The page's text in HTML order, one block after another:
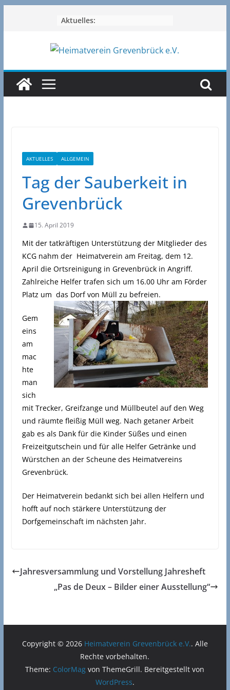
Aktuelles:
AKTUELLES ALLGEMEIN
Tag der Sauberkeit in
Grevenbrück
15. April 2019
Mit der tatkräftigen Unterstützung der Mitglieder des
KCG nahm der Heimatverein am Freitag, dem 12.
April die Ortsreinigung in Grevenbrück in Angriff.
Zahlreiche Helfer trafen sich um 16.00 Uhr am Förder
Platz um das Dorf von Müll zu befreien.
Gem
eins
am
mac
hte
man
sich
mit Trecker, Greifzange und Müllbeutel auf den Weg
und räumte fleißig Müll weg. Nach getaner Arbeit
gab es als Dank für die Kinder Süßes und einen
Freizeitgutschein und für alle Helfer Getränke und
Würstchen an der Scheune des Heimatvereins
Grevenbrück.
Der Heimatverein bedankt sich bei allen Helfern und
hofft auf noch stärkere Unterstützung der
Dorfgemeinschaft im nächsten Jahr.
Jahresversammlung und Vorstellung Jahresheft
„Pas de Deux – Bilder einer Ausstellung“
Copyright © 2026 Heimatverein Grevenbrück e.V.. Alle
Rechte vorbehalten.
Theme: ColorMag von ThemeGrill. Bereitgestellt von
WordPress.